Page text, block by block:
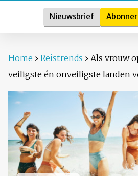
Nieuwsbrief
Home › Reistrends › Als vrouw
veiligste én onveiligste landen